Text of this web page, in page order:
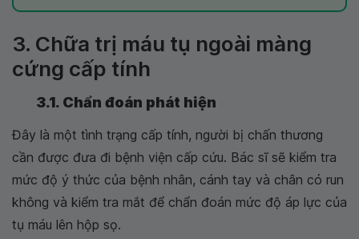
3. Chữa trị máu tụ ngoài màng
cứng cấp tính
3.1. Chẩn đoán phát hiện
Đây là một tình trạng cấp tính, người bị chấn thương
cần được đưa đi bệnh viện cấp cứu. Bác sĩ sẽ kiểm tra
mức độ ý thức của bệnh nhân, cánh tay và chân có run
không và kiểm tra mắt để chẩn đoán mức độ áp lực của
tụ máu lên hộp sọ.